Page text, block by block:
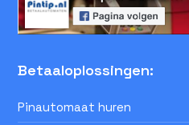
Betaaloplossingen:
Pinautomaat huren